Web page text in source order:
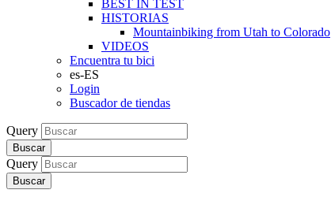
BEST IN TEST
HISTORIAS
Mountainbiking from Utah to Colorado
VIDEOS
Encuentra tu bici
es-ES
Login
Buscador de tiendas
Query
Buscar
Query
Buscar